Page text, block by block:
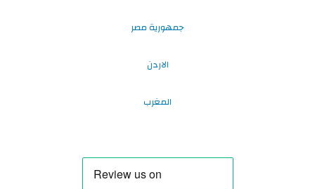
جمهورية مصر
الاردن
المغرب